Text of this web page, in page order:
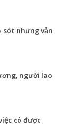
sót nhưng vẫn
người lao
có được